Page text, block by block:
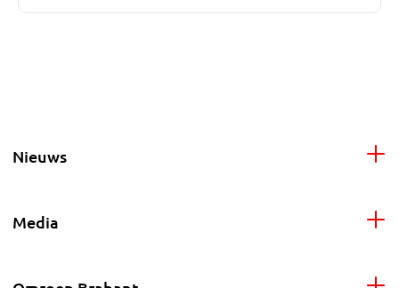
Nieuws
Media